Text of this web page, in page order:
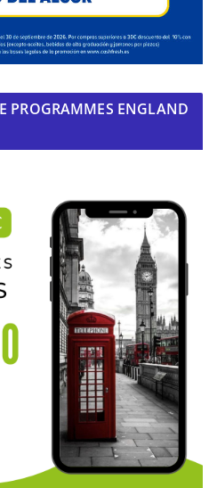
PROGRAMMES ENGLAND